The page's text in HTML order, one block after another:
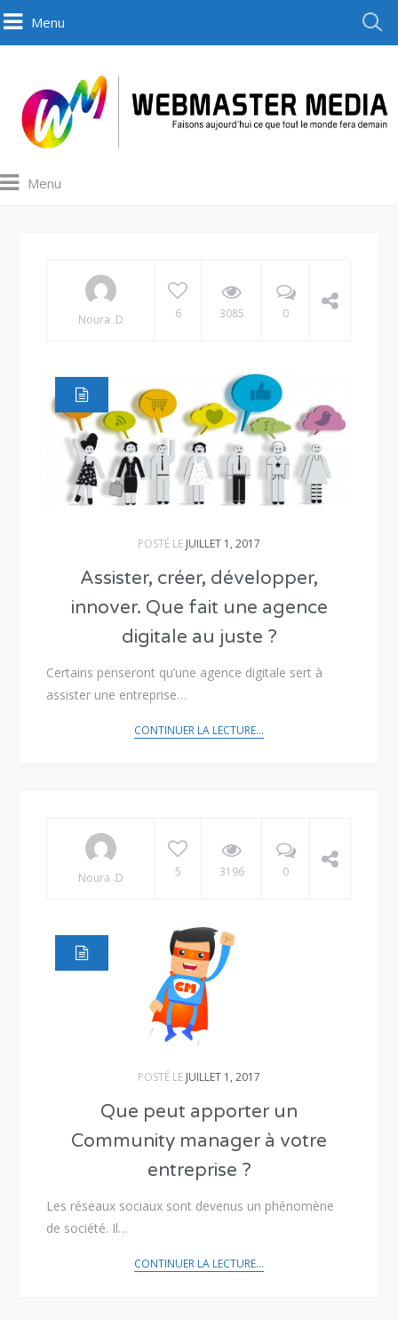
Menu
Menu
Noura .D 6 3085 0
POSTÉ LE JUILLET 1, 2017
Assister, créer, développer,
innover. Que fait une agence
digitale au juste ?
Certains penseront qu’une agence digitale sert à
assister une entreprise…
CONTINUER LA LECTURE...
Noura .D 5 3196 0
POSTÉ LE JUILLET 1, 2017
Que peut apporter un
Community manager à votre
entreprise ?
Les réseaux sociaux sont devenus un phénomène
de société. Il…
CONTINUER LA LECTURE...